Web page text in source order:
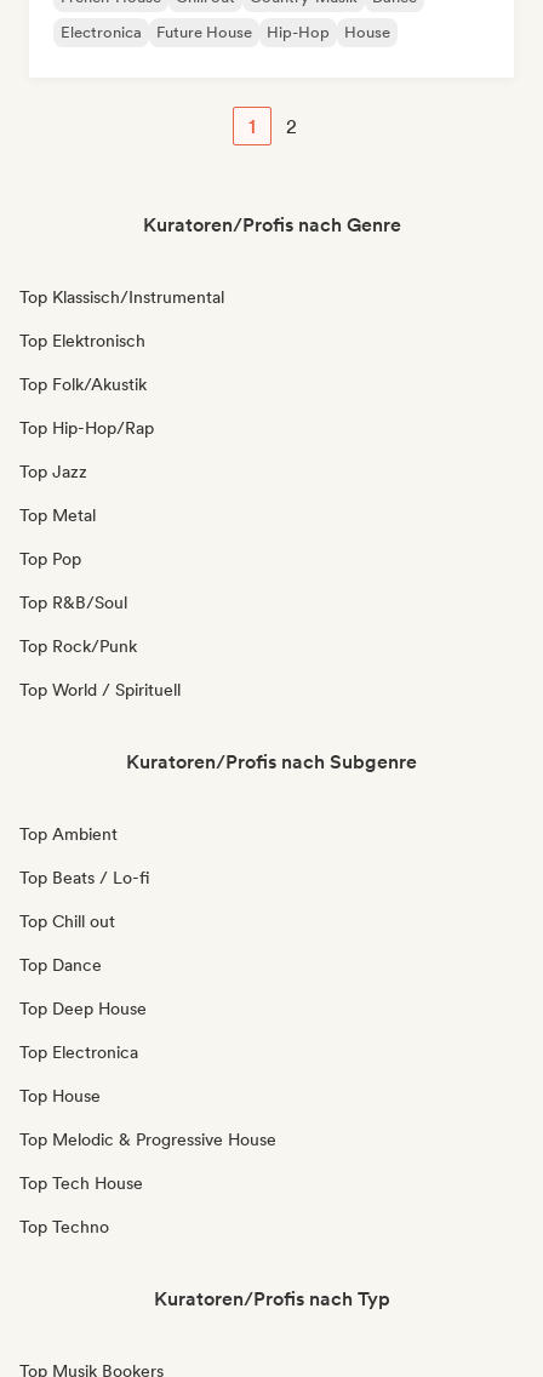
Electronica
Future House Hip-Hop House
1 2
Kuratoren/Profis nach Genre
Top Klassisch/Instrumental
Top Elektronisch
Top Folk/Akustik
Top Hip-Hop/Rap
Top Jazz
Top Metal
Top Pop
Top R&B/Soul
Top Rock/Punk
Top World / Spirituell
Kuratoren/Profis nach Subgenre
Top Ambient
Top Beats / Lo-fi
Top Chill out
Top Dance
Top Deep House
Top Electronica
Top House
Top Melodic & Progressive House
Top Tech House
Top Techno
Kuratoren/Profis nach Typ
Top Musik Bookers